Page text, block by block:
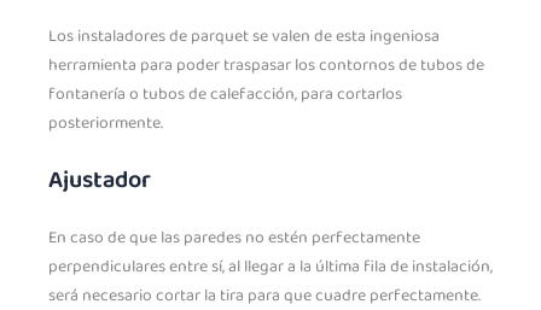
Los instaladores de parquet se valen de esta ingeniosa
herramienta para poder traspasar los contornos de tubos de
fontanería o tubos de calefacción, para cortarlos
posteriormente.
Ajustador
En caso de que las paredes no estén perfectamente
perpendiculares entre sí, al llegar a la última fila de instalación,
será necesario cortar la tira para que cuadre perfectamente.